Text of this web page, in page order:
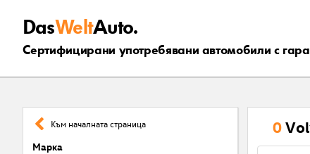
DasWeltAuto.
Сертифицирани употребявани автомобили с
Към началната страница
Марка
0